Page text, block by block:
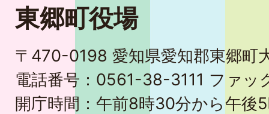
東郷町役場
〒470-0198 愛知県愛知郡東郷町
電話番号：0561-38-3111 ファ
開庁時間：午前8時30分から午後